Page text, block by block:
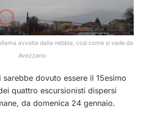
avvolta dalla nebbia, così come si vede da
Avezzano
sarebbe dovuto essere il 15esimo
quattro escursionisti dispersi
da domenica 24 gennaio.